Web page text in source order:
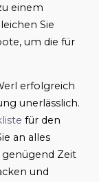
einem
Sie
um die für
erfolgreich
unerlässlich.
für den
an alles
Zeit
und